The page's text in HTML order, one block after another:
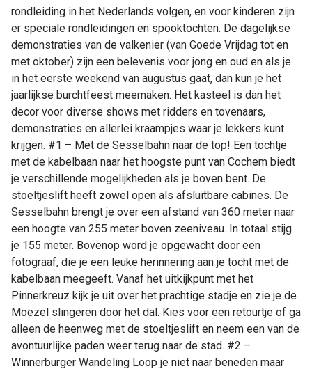
rondleiding in het Nederlands volgen, en voor kinderen zijn
er speciale rondleidingen en spooktochten. De dagelijkse
demonstraties van de valkenier (van Goede Vrijdag tot en
met oktober) zijn een belevenis voor jong en oud en als je
in het eerste weekend van augustus gaat, dan kun je het
jaarlijkse burchtfeest meemaken. Het kasteel is dan het
decor voor diverse shows met ridders en tovenaars,
demonstraties en allerlei kraampjes waar je lekkers kunt
krijgen. #1 – Met de Sesselbahn naar de top! Een tochtje
met de kabelbaan naar het hoogste punt van Cochem biedt
je verschillende mogelijkheden als je boven bent. De
stoeltjeslift heeft zowel open als afsluitbare cabines. De
Sesselbahn brengt je over een afstand van 360 meter naar
een hoogte van 255 meter boven zeeniveau. In totaal stijg
je 155 meter. Bovenop word je opgewacht door een
fotograaf, die je een leuke herinnering aan je tocht met de
kabelbaan meegeeft. Vanaf het uitkijkpunt met het
Pinnerkreuz kijk je uit over het prachtige stadje en zie je de
Moezel slingeren door het dal. Kies voor een retourtje of ga
alleen de heenweg met de stoeltjeslift en neem een van de
avontuurlijke paden weer terug naar de stad. #2 –
Winnerburger Wandeling Loop je niet naar beneden maar